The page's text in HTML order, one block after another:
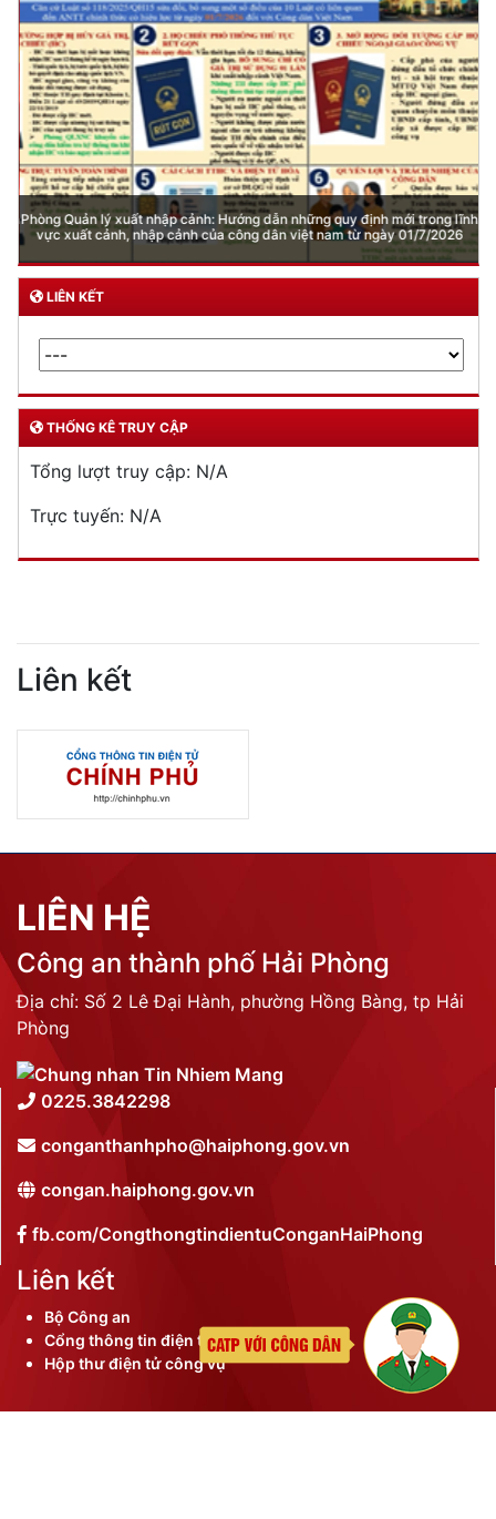
Phòng Quản lý xuất nhập cảnh: Hướng dẫn những quy định mới trong lĩnh
vực xuất cảnh, nhập cảnh của công dân việt nam từ ngày 01/7/2026
LIÊN KẾT
THỐNG KÊ TRUY CẬP
Tổng lượt truy cập: N/A
Trực tuyến: N/A
Liên kết
LIÊN HỆ
Công an thành phố Hải Phòng
Địa chỉ: Số 2 Lê Đại Hành, phường Hồng Bàng, tp Hải
Phòng
0225.3842298
conganthanhpho@haiphong.gov.vn
congan.haiphong.gov.vn
fb.com/CongthongtindientuConganHaiPhong
Liên kết
Bộ Công an
Cổng thông tin điện tử thành phố
Hộp thư điện tử công vụ